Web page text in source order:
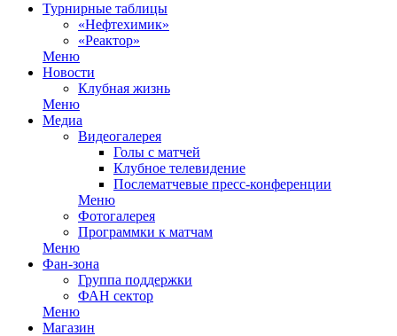
Турнирные таблицы
«Нефтехимик»
«Реактор»
Меню
Новости
Клубная жизнь
Меню
Медиа
Видеогалерея
Голы с матчей
Клубное телевидение
Послематчевые пресс-конференции
Меню
Фотогалерея
Программки к матчам
Меню
Фан-зона
Группа поддержки
ФАН сектор
Меню
Магазин